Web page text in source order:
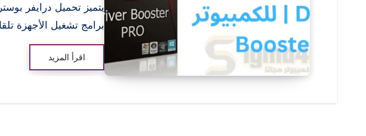
يتميز تحميل درايفر
برامج تشغيل الأجهزة
اقرأ المزيد